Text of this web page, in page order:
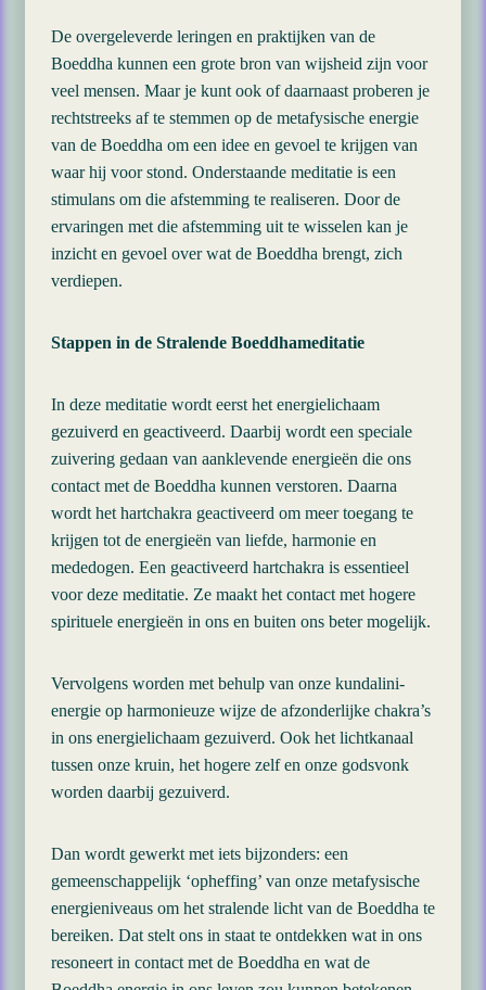
De overgeleverde leringen en praktijken van de
Boeddha kunnen een grote bron van wijsheid zijn voor
veel mensen. Maar je kunt ook of daarnaast proberen je
rechtstreeks af te stemmen op de metafysische energie
van de Boeddha om een idee en gevoel te krijgen van
waar hij voor stond. Onderstaande meditatie is een
stimulans om die afstemming te realiseren. Door de
ervaringen met die afstemming uit te wisselen kan je
inzicht en gevoel over wat de Boeddha brengt, zich
verdiepen.
Stappen in de Stralende Boeddhameditatie
In deze meditatie wordt eerst het energielichaam
gezuiverd en geactiveerd. Daarbij wordt een speciale
zuivering gedaan van aanklevende energieën die ons
contact met de Boeddha kunnen verstoren. Daarna
wordt het hartchakra geactiveerd om meer toegang te
krijgen tot de energieën van liefde, harmonie en
mededogen. Een geactiveerd hartchakra is essentieel
voor deze meditatie. Ze maakt het contact met hogere
spirituele energieën in ons en buiten ons beter mogelijk.
Vervolgens worden met behulp van onze kundalini-
energie op harmonieuze wijze de afzonderlijke chakra’s
in ons energielichaam gezuiverd. Ook het lichtkanaal
tussen onze kruin, het hogere zelf en onze godsvonk
worden daarbij gezuiverd.
Dan wordt gewerkt met iets bijzonders: een
gemeenschappelijk ‘opheffing’ van onze metafysische
energieniveaus om het stralende licht van de Boeddha te
bereiken. Dat stelt ons in staat te ontdekken wat in ons
resoneert in contact met de Boeddha en wat de